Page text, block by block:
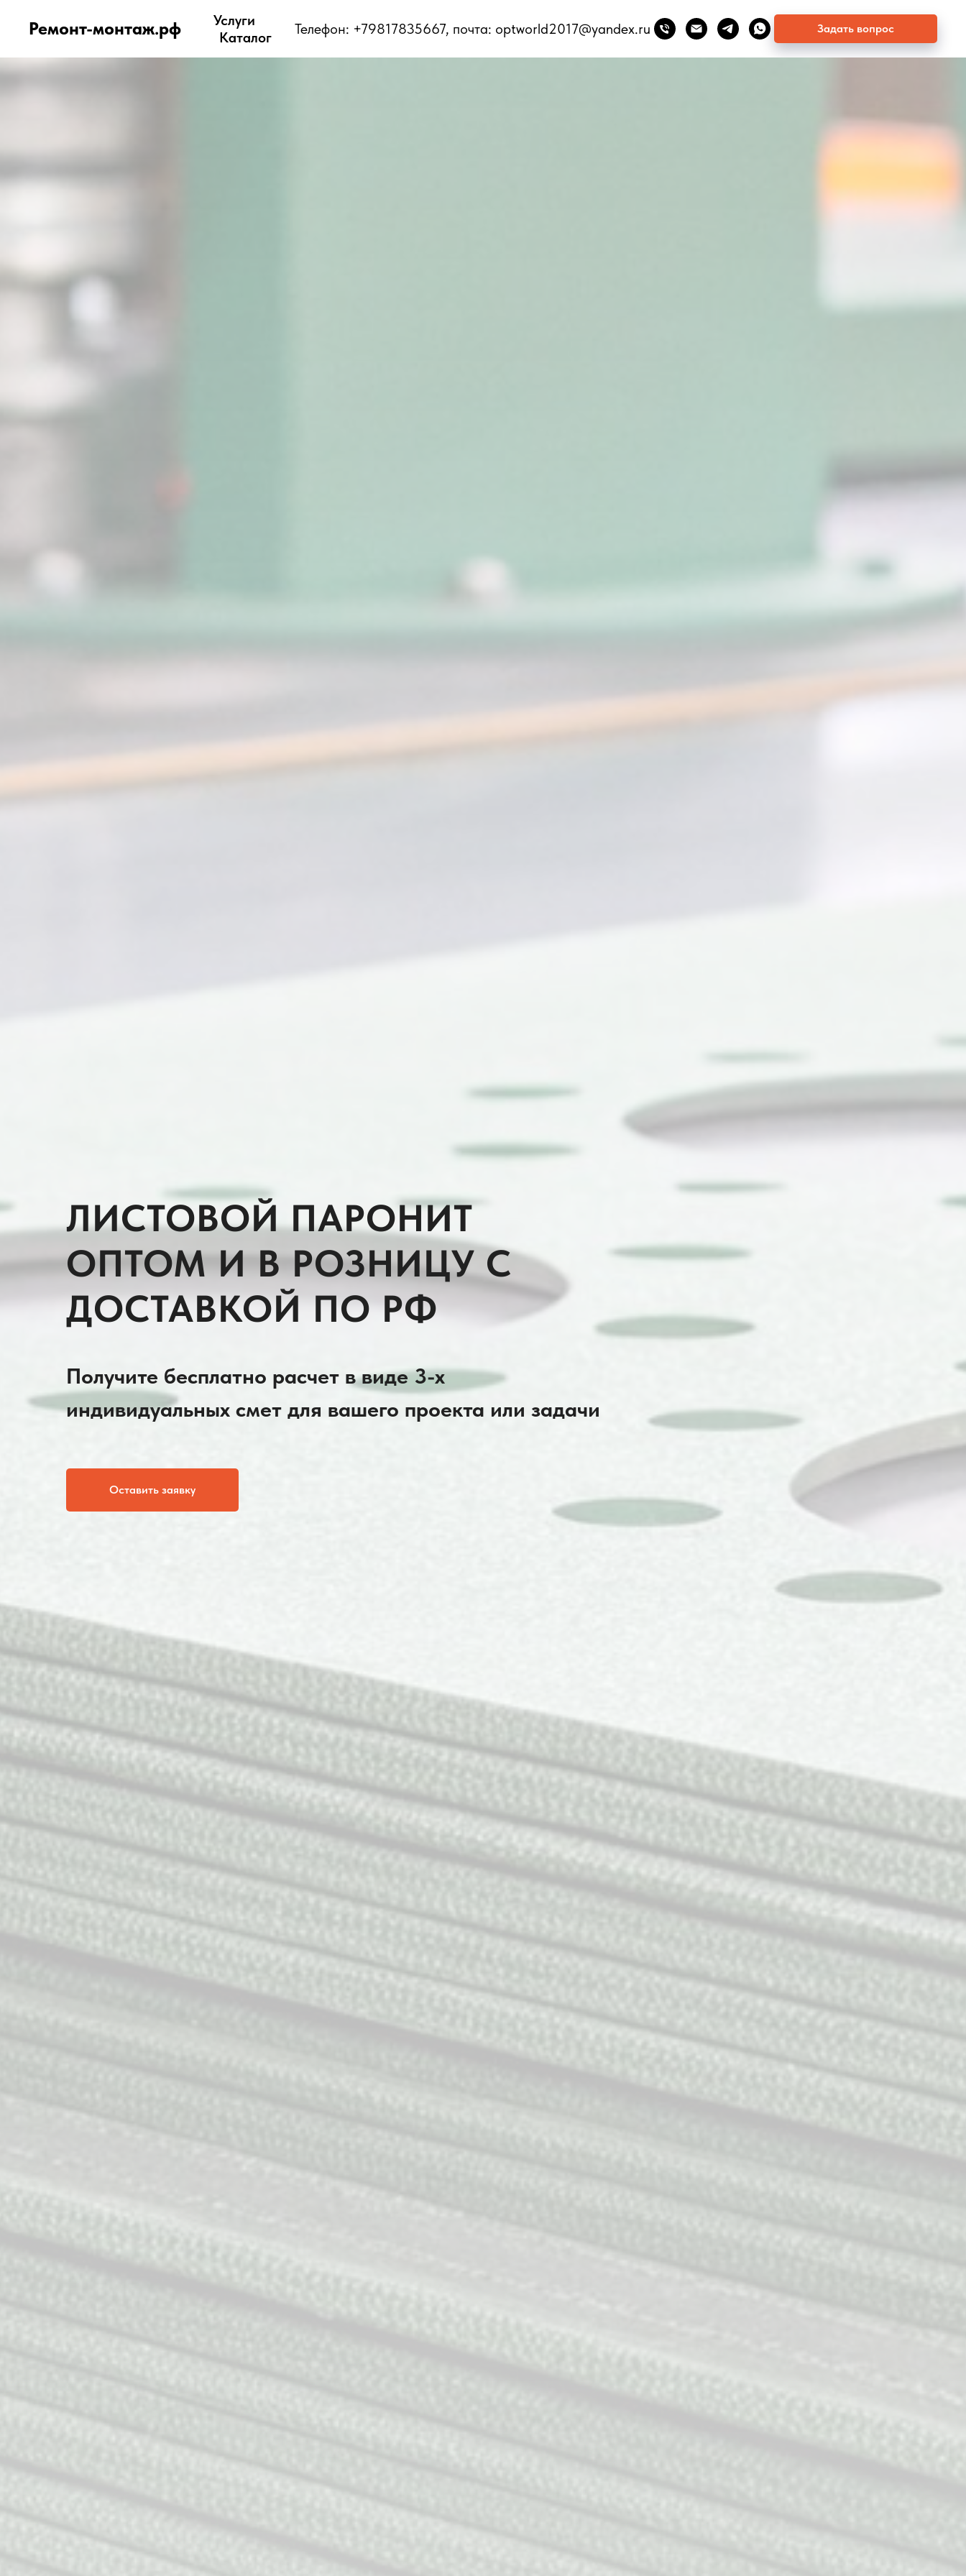
Ремонт-монтаж.рф
Услуги
Каталог
Телефон: +79817835667, почта: optworld2017@yandex.ru Задать вопрос
ЛИСТОВОЙ ПАРОНИТ
ОПТОМ И В РОЗНИЦУ С
ДОСТАВКОЙ ПО РФ
Получите бесплатно расчет в виде 3-х
индивидуальных смет для вашего проекта или задачи
Оставить заявку